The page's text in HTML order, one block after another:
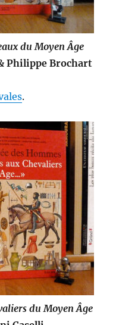
du Moyen Âge
Philippe Brochart
.
du Moyen Âge